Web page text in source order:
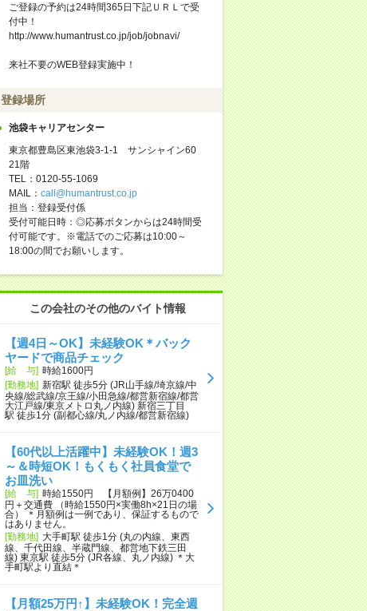
ご登録の予約は24時間365日下記ＵＲＬで受
付中！
http://www.humantrust.co.jp/job/jobnavi/
来社不要のWEB登録実施中！
登録場所
池袋キャリアセンター
東京都豊島区東池袋3-1-1 サンシャイン60
21階
TEL：0120-55-1069
MAIL： call@humantrust.co.jp
担当：登録受付係
受付可能日時：◎応募ボタンからは24時間受
付可能です。※電話でのご応募は10:00～
18:00の間でお願いします。
この会社のその他のバイト情報
【週4日～OK】未経験OK＊バック
ヤードで商品チェック
[給 与] 時給1600円
[勤務地] 新宿駅 徒歩5分 (JR山手線/埼京線/中
央線/総武線/京王線/小田急線/都営新宿線/都営
大江戸線/東京メトロ丸ノ内線) 新宿三丁目
駅 徒歩1分 (副都心線/丸ノ内線/都営新宿線)
【60代以上活躍中】未経験OK！週3
～＆時短OK！もくもく社員食堂で
お皿洗い
[給 与] 時給1550円 【月額例】26万0400
円＋交通費 （時給1550円×実働8h×21日の場
合） ＊月額例は一例であり、保証するもので
はありません。
[勤務地] 大手町駅 徒歩1分 (丸の内線、東西
線、千代田線、半蔵門線、都営地下鉄三田
線) 東京駅 徒歩5分 (JR各線、丸ノ内線) ＊大
手町駅より直結＊
【月額25万円↑】未経験OK！完全週